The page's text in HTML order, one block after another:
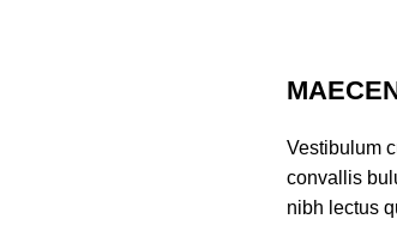
Vestibulum
convallis
nibh lectus